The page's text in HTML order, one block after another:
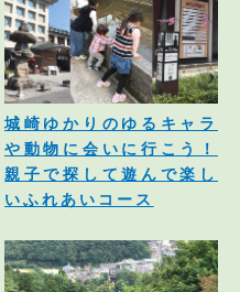
城崎ゆかりのゆるキャラ
や動物に会いに行こう！
親子で探して遊んで楽し
いふれあいコース